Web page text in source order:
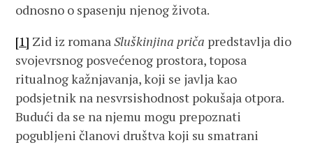
odnosno o spasenju njenog života.
[1] Zid iz romanaSluškinjina priča predstavlja dio
svojevrsnog posvećenog prostora, toposa
ritualnog kažnjavanja, koji se javlja kao
podsjetnik na nesvrsishodnost pokušaja otpora.
Budući da se na njemu mogu prepoznati
pogubljeni članovi društva koji su smatrani